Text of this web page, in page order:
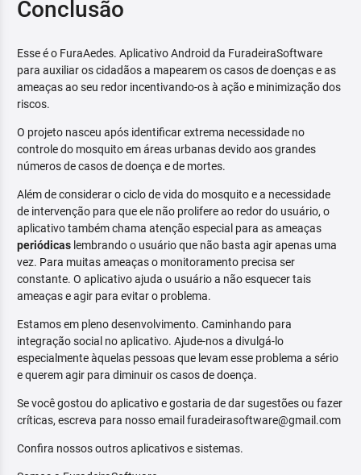
Conclusão
Esse é o FuraAedes. Aplicativo Android da FuradeiraSoftware
para auxiliar os cidadãos a mapearem os casos de doenças e as
ameaças ao seu redor incentivando-os à ação e minimização dos
riscos.
O projeto nasceu após identificar extrema necessidade no
controle do mosquito em áreas urbanas devido aos grandes
números de casos de doença e de mortes.
Além de considerar o ciclo de vida do mosquito e a necessidade
de intervenção para que ele não prolifere ao redor do usuário, o
aplicativo também chama atenção especial para as ameaças
periódicas lembrando o usuário que não basta agir apenas uma
vez. Para muitas ameaças o monitoramento precisa ser
constante. O aplicativo ajuda o usuário a não esquecer tais
ameaças e agir para evitar o problema.
Estamos em pleno desenvolvimento. Caminhando para
integração social no aplicativo. Ajude-nos a divulgá-lo
especialmente àquelas pessoas que levam esse problema a sério
e querem agir para diminuir os casos de doença.
Se você gostou do aplicativo e gostaria de dar sugestões ou fazer
críticas, escreva para nosso email furadeirasoftware@gmail.com
Confira nossos outros aplicativos e sistemas.